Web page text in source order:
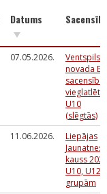
Datums
07.05.2026.
Ventspils
novada
U10
(slēgtās)
11.06.2026.
Liepājas
Jaunatnes
kauss
U10, U12
grupām